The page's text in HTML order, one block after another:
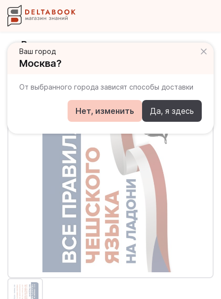
Ваш город
Москва?
От выбранного города зависят способы доставки
Нет, изменить Да, я здесь
Все правила чешского языка на
ладони